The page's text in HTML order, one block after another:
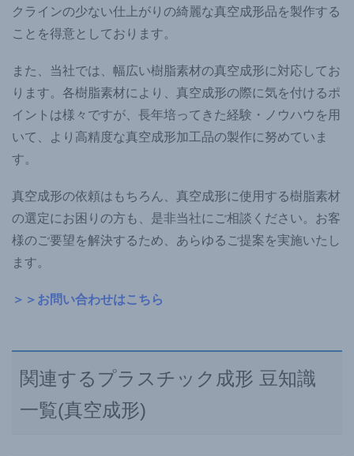
クラインの少ない仕上がりの綺麗な真空成形品を製作する
ことを得意としております。
また、当社では、幅広い樹脂素材の真空成形に対応してお
ります。各樹脂素材により、真空成形の際に気を付けるポ
イントは様々ですが、長年培ってきた経験・ノウハウを用
いて、より高精度な真空成形加工品の製作に努めていま
す。
真空成形の依頼はもちろん、真空成形に使用する樹脂素材
の選定にお困りの方も、是非当社にご相談ください。お客
様のご要望を解決するため、あらゆるご提案を実施いたし
ます。
＞＞お問い合わせはこちら
関連するプラスチック成形 豆知識
一覧(真空成形)